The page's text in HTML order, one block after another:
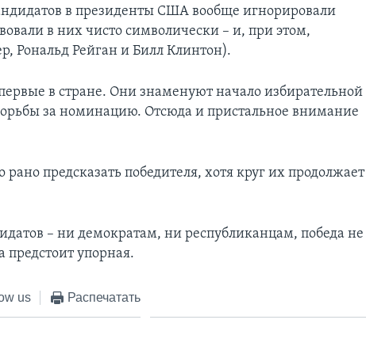
в президенты США вообще игнорировали
в них чисто символически – и, при этом,
Рональд Рейган и Билл Клинтон).
в стране. Они знаменуют начало избирательной
за номинацию. Отсюда и пристальное внимание
предсказать победителя, хотя круг их продолжает
– ни демократам, ни республиканцам, победа не
предстоит упорная.
us Распечатать